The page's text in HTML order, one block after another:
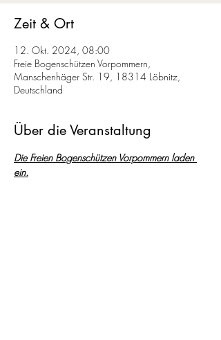
Zeit & Ort
12. Okt. 2024, 08:00
Freie Bogenschützen Vorpommern,
Manschenhäger Str. 19, 18314 Löbnitz,
Deutschland
Über die Veranstaltung
Die Freien Bogenschützen Vorpommern laden
ein.